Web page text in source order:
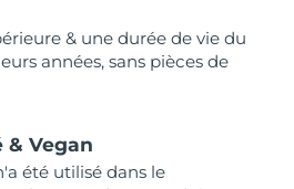
& une durée de vie du
années, sans pièces de
& Vegan
été utilisé dans le